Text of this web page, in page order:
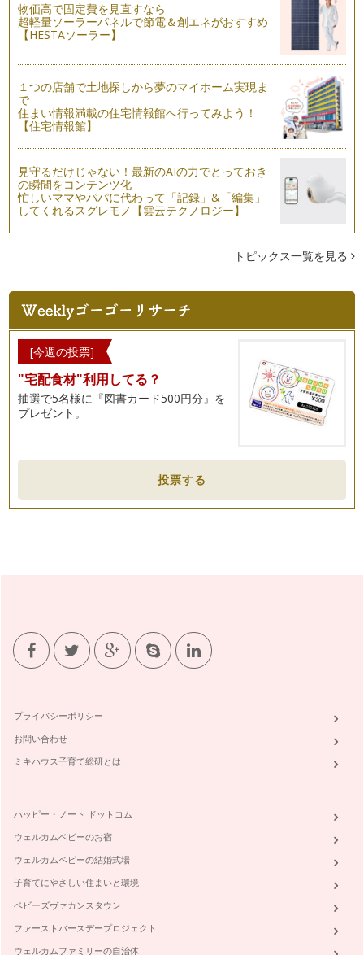
物価高で固定費を見直すなら
超軽量ソーラーパネルで節電＆創エネがおすすめ
【HESTAソーラー】
１つの店舗で土地探しから夢のマイホーム実現ま
で
住まい情報満載の住宅情報館へ行ってみよう！
【住宅情報館】
見守るだけじゃない！最新のAIの力でとっておき
の瞬間をコンテンツ化
忙しいママやパパに代わって「記録」&「編集」
してくれるスグレモノ【雲云テクノロジー】
トピックス一覧を見る
[今週の投票]
"宅配食材"利用してる？
抽選で5名様に『図書カード500円分』を
プレゼント。
投票する
プライバシーポリシー
お問い合わせ
ミキハウス子育て総研とは
ハッピー・ノート ドットコム
ウェルカムベビーのお宿
ウェルカムベビーの結婚式場
子育てにやさしい住まいと環境
ベビーズヴァカンスタウン
ファーストバースデープロジェクト
ウェルカムファミリーの自治体